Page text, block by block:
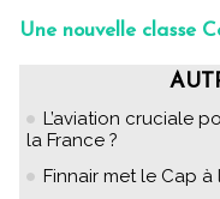
Une nouvelle classe
L’aviation cruciale
la France ?
Finnair met le Cap à